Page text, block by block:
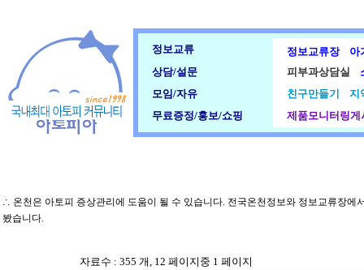
정보교류 정보교류장
아
상담/설문
피부과상담실
모임/자유
친구만들기
지
무료증정/홍보/쇼핑
제품모니터링게
∴ 온천은 아토피 증상관리에 도움이 될 수 있습니다. 전국온천정보와 정보교류장에
봤습니다.
자료수 : 355 개, 12 페이지중 1 페이지